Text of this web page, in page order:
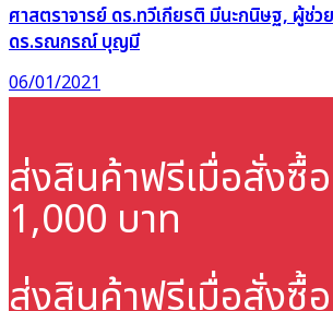
ศาสตราจารย์ ดร.ทวีเกียรติ มีนะกนิษฐ, ผู้ช่ว
ดร.รณกรณ์ บุญมี
06/01/2021
ส่งสินค้าฟรีเมื่อสั่งซื้
1,000 บาท
ส่งสินค้าฟรีเมื่อสั่งซื้